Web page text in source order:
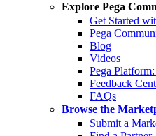
Explore Pega
Get Started
Pega
Blog
Videos
Pega
Feedback
FAQs
Browse the
Submit a